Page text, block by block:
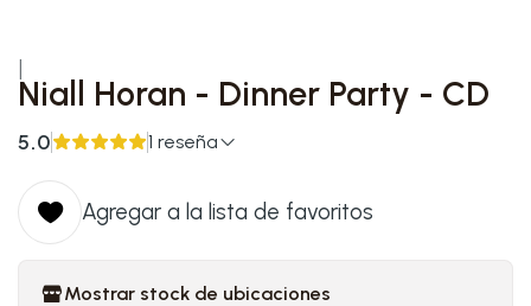
Niall Horan - Dinner Party - CD
5.0 1 reseña
Agregar a la lista de favoritos
Mostrar stock de ubicaciones